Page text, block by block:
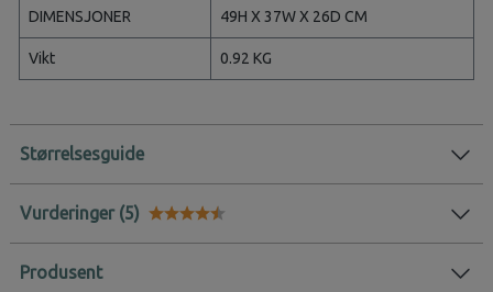
DIMENSJONER 49H X 37W X 26D CM
Vikt 0.92 KG
Størrelsesguide
Vurderinger
Produsent